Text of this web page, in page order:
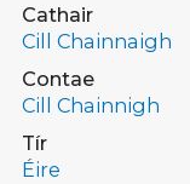
Cathair
Cill Chainnaigh
Contae
Cill Chainnigh
Tír
Éire